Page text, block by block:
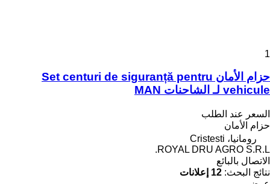
1
حزام الأمان Set centuri de siguranță pentru
vehicule لـ الشاحنات MAN
السعر عند الطلب
حزام الأمان
رومانيا، Cristesti
ROYAL DRU AGRO S.R.L.
الاتصال بالبائع
نتائج البحث: 12 إعلانات